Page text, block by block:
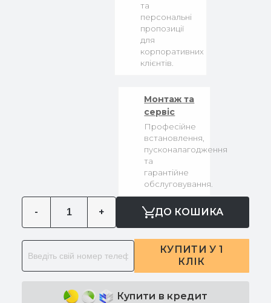
та
персональні
пропозиції
для
корпоративних
клієнтів.
Монтаж та
сервіс
Професійне
встановлення,
пусконалагодження
та
гарантійне
обслуговування.
- + ДО КОШИКА
КУПИТИ У 1
КЛІК
Купити в кредит